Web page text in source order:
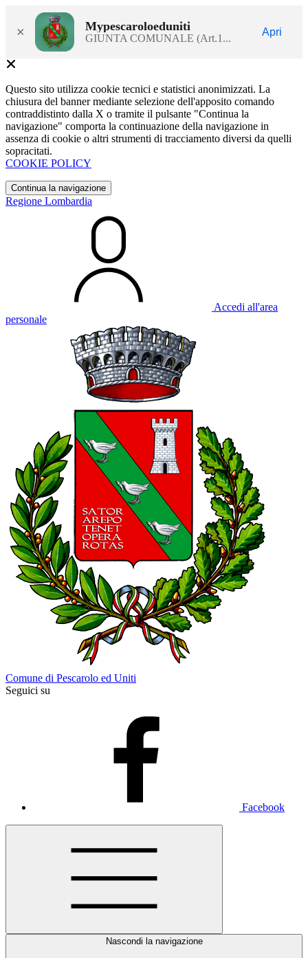
× Mypescaroloeduniti
GIUNTA COMUNALE (Art.1...
Apri
Questo sito utilizza cookie tecnici e statistici anonimizzati. La
chiusura del banner mediante selezione dell'apposito comando
contraddistinto dalla X o tramite il pulsante "Continua la
navigazione" comporta la continuazione della navigazione in
assenza di cookie o altri strumenti di tracciamento diversi da quelli
sopracitati.
COOKIE POLICY
Continua la navigazione
Regione Lombardia
Accedi all'area
personale
Comune di Pescarolo ed Uniti
Seguici su
Facebook
Nascondi la navigazione